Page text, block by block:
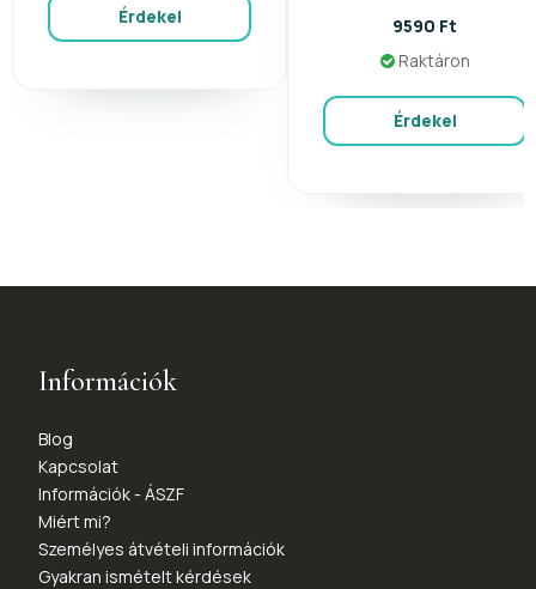
Érdekel
9590 Ft
Raktáron
Érdekel
Információk
Blog
Kapcsolat
Információk - ÁSZF
Miért mi?
Személyes átvételi információk
Gyakran ismételt kérdések